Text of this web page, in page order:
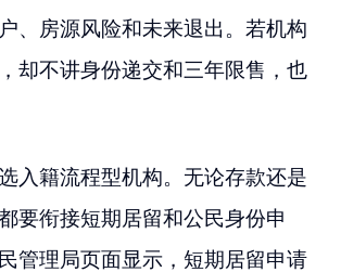
、房源风险和未来退出。若机构
却不讲身份递交和三年限售，也
入籍流程型机构。无论存款还是
要衔接短期居留和公民身份申
管理局页面显示，短期居留申请